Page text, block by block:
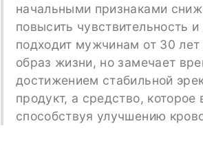
начальными признаками
повысить чувствительность
подходит мужчинам от 30
образ жизни, но замечает
достижением стабильной
продукт, а средство,
способствуя улучшению